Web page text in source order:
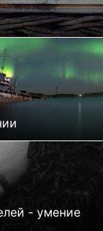
- умение